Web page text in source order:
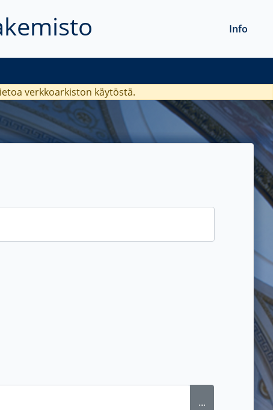
Info
verkkoarkiston käytöstä.
...